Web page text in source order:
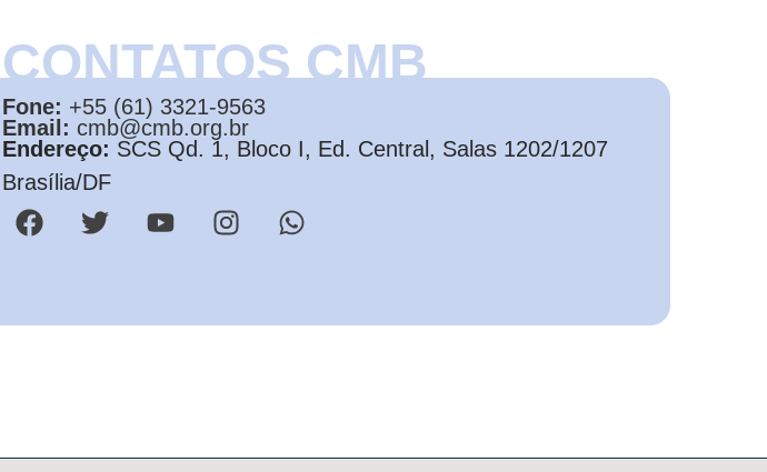
CONTATOS CMB
Fone: +55 (61) 3321-9563
Email: cmb@cmb.org.br
Endereço: SCS Qd. 1, Bloco I, Ed. Central, Salas 1202/1207
Brasília/DF